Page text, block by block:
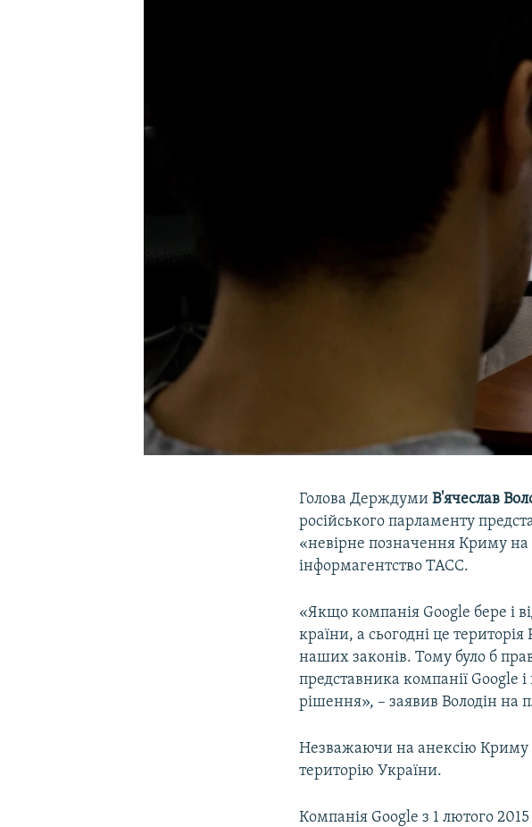
Голова Держдуми В'ячеслав
російського парламенту
«невірне позначення Криму на
інформагентство ТАСС.
«Якщо компанія Google бере і
країни, а сьогодні це
наших законів. Тому було б
представника компанії Google
рішення», – заявив Володін на
Незважаючи на анексію Криму
територію України.
Компанія Google з 1 лютого